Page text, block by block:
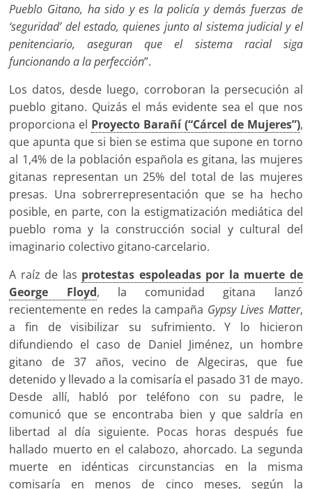
Pueblo Gitano, ha sido y es la policía y demás fuerzas de
‘seguridad’ del estado, quienes junto al sistema judicial y el
penitenciario, aseguran que el sistema racial siga
funcionando a la perfección”.
Los datos, desde luego, corroboran la persecución al
pueblo gitano. Quizás el más evidente sea el que nos
proporciona el Proyecto Barañí (“Cárcel de Mujeres”),
que apunta que si bien se estima que supone en torno
al 1,4% de la población española es gitana, las mujeres
gitanas representan un 25% del total de las mujeres
presas. Una sobrerrepresentación que se ha hecho
posible, en parte, con la estigmatización mediática del
pueblo roma y la construcción social y cultural del
imaginario colectivo gitano-carcelario.
A raíz de las protestas espoleadas por la muerte de
George Floyd, la comunidad gitana lanzó
recientemente en redes la campaña Gypsy Lives Matter,
a fin de visibilizar su sufrimiento. Y lo hicieron
difundiendo el caso de Daniel Jiménez, un hombre
gitano de 37 años, vecino de Algeciras, que fue
detenido y llevado a la comisaría el pasado 31 de mayo.
Desde allí, habló por teléfono con su padre, le
comunicó que se encontraba bien y que saldría en
libertad al día siguiente. Pocas horas después fue
hallado muerto en el calabozo, ahorcado. La segunda
muerte en idénticas circunstancias en la misma
comisaría en menos de cinco meses, según la